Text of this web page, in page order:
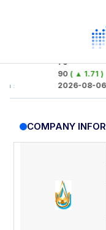
79
90( ▲ 1.71 )
2026-08-06
COMPANY